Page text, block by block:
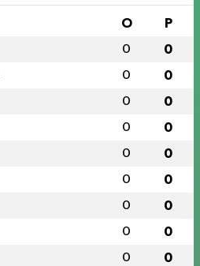
O P
0 0
0 0
0 0
0 0
0 0
0 0
0 0
0 0
0 0